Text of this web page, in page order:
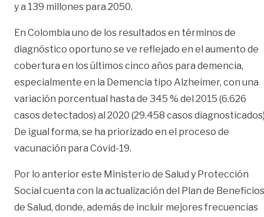
y a 139 millones para 2050.
En Colombia uno de los resultados en términos de
diagnóstico oportuno se ve reflejado en el aumento de
cobertura en los últimos cinco años para demencia,
especialmente en la Demencia tipo Alzheimer, con una
variación porcentual hasta de 345 % del 2015 (6.626
casos detectados) al 2020 (29.458 casos
De igual forma, se ha priorizado en el proceso de
vacunación para Covid-19.
Por lo anterior este Ministerio de Salud y Protección
Social cuenta con la actualización del Plan de Beneficios
de Salud, donde, además de incluir mejores frecuencias